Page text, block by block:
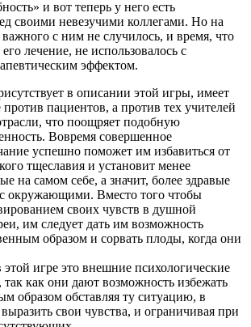
и вот теперь у него есть
своими невезучими коллегами. Но на
с ним не случилось, и время, что
лечение, не использовалось с
эффектом.
в описании этой игры, имеет
пациентов, а против тех учителей
что поощряет подобную
Вовремя совершенное
успешно поможет им избавиться от
тщеславия и установит менее
на самом себе, а значит, более здравые
окружающими. Вместо того чтобы
своих чувств в душной
им следует дать им возможность
образом и сорвать плоды, когда они
игре это внешние психологические
так как они дают возможность избежать
образом обставляя ту ситуацию, в
свои чувства, и ограничивая при